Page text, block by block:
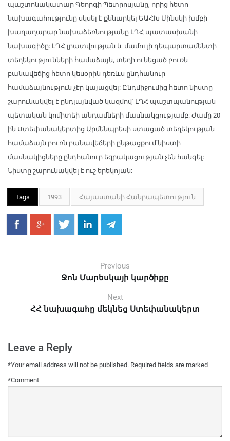
պաշտոնակատար Գեորգի Պետրոսյանը, որից հետո
նախագահությունը սկսել է քննարկել ԵԱՀԽ Մինսկի խմբի
խաղաղարար նախաձեռնությանը ԼՂՀ պատասխանի
նախագիծը: ԼՂՀ լրատվության և մամուլի դեպարտամենտի
տեղեկությունների համաձայն, տեղի ունեցած բուռն
բանավեճից հետո կեսօրին դեռևս ընդհանուր
համաձայնություն չէր կայացվել: Ընդմիջումից հետո նիստը
շարունակվել է ընդլայնված կազմով՝ ԼՂՀ պաշտպանության
պետական կոմիտեի անդամների մասնակցությամբ: Ժամը 20-
ին Ստեփանակերտից Արմենպրեսի ստացած տեղեկության
համաձայն բուռն բանավեճերի ընթացքում նիստի
մասնակիցները ընդհանուր եզրակացության չեն հանգել:
Նիստը շարունակվել է ուշ երեկոյան:
Tags 1993 Հայաստանի Հանրապետություն
Previous
Ջոն Մարեսկայի կարծիքը
Next
ՀՀ նախագահը մեկնեց Ստեփանակերտ
Leave a Reply
Your email address will not be published. Required fields are marked
*
Comment
*